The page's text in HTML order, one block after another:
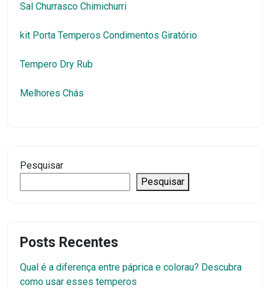
Sal Churrasco Chimichurri
kit Porta Temperos Condimentos Giratório
Tempero Dry Rub
Melhores Chás
Pesquisar
Pesquisar
Posts Recentes
Qual é a diferença entre páprica e colorau? Descubra
como usar esses temperos